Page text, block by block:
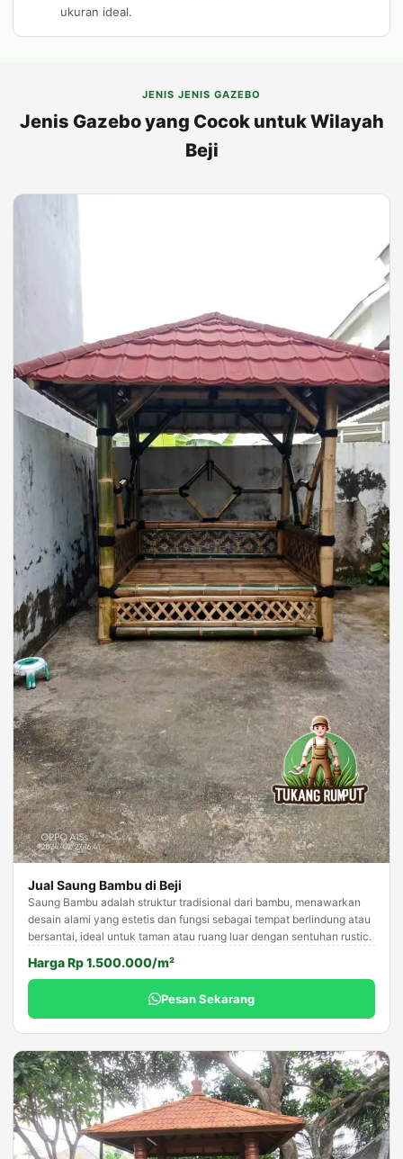
ukuran ideal.
JENIS JENIS GAZEBO
Jenis Gazebo yang Cocok untuk Wilayah
Beji
Jual Saung Bambu di Beji
Saung Bambu adalah struktur tradisional dari bambu, menawarkan
desain alami yang estetis dan fungsi sebagai tempat berlindung atau
bersantai, ideal untuk taman atau ruang luar dengan sentuhan rustic.
Harga Rp 1.500.000/m²
Pesan Sekarang